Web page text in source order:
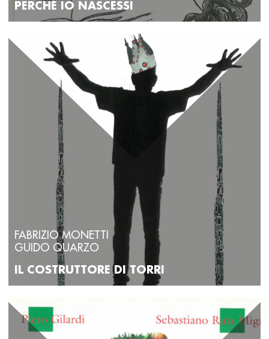
PERCHÉ IO NASCESSI
FABRIZIO MONETTI
GUIDO QUARZO
IL COSTRUTTORE DI TORRI